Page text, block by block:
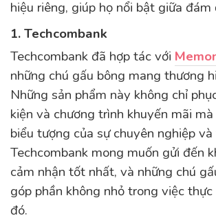
hiệu riêng, giúp họ nổi bật giữa đám
1. Techcombank
Techcombank đã hợp tác với
những chú gấu bông mang thương
Những sản phẩm này không chỉ
kiện và chương trình khuyến mãi
biểu tượng của sự chuyên nghiệp
Techcombank mong muốn gửi đến
cảm nhận tốt nhất, và những chú
góp phần không nhỏ trong việc
đó.